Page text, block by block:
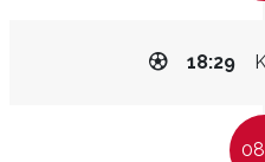
18:29